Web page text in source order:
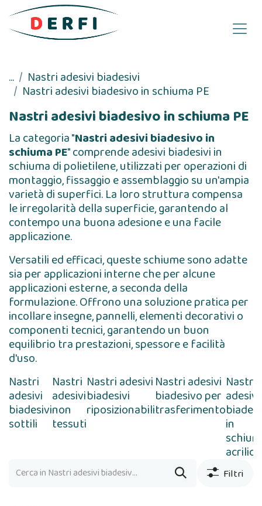
Passa al contenuto
... Nastri adesivi biadesivi
Nastri adesivi biadesivo in schiuma PE
Nastri adesivi biadesivo in schiuma PE
La categoria "Nastri adesivi biadesivo in
schiuma PE" comprende adesivi biadesivi in ​​
schiuma di polietilene, utilizzati per operazioni di
montaggio, fissaggio e assemblaggio su un'ampia
varietà di superfici. La loro struttura compensa
le irregolarità della superficie, garantendo al
contempo una buona adesione e una facile
applicazione.
Versatili ed efficaci, queste schiume sono adatte
sia per applicazioni interne che per alcune
applicazioni esterne, a seconda della
formulazione. Offrono una soluzione pratica per
incollare insegne, pannelli, elementi decorativi o
componenti tecnici, garantendo un buon
equilibrio tra prestazioni, spessore e facilità
d'uso.
Nastri
adesivi
biadesivi
sottili
Nastri
adesivi
non
tessuti
Nastri adesivi
biadesivi
riposizionabili
Nastri adesivi
biadesivo per
trasferimento
Nastri
adesivi
in
acrilica
Filtri